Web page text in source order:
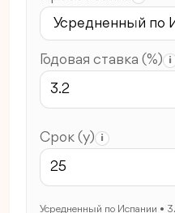
Годовая ставка (%) i
Срок (y) i
Усредненный по Испании •